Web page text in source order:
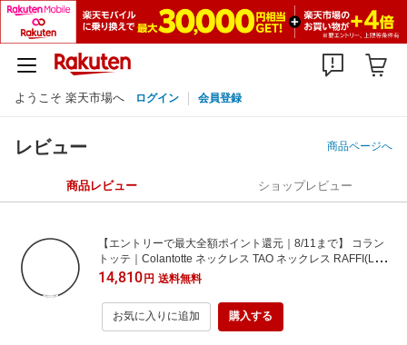
ようこそ 楽天市場へ ログイン 会員登録
レビュー 商品ページへ
商品レビュー ショップレビュー
【エントリーで最大全額ポイント還元｜8/11まで】 コラン
トッテ｜Colantotte ネックレス TAO ネックレス RAFFI(Lサ
イズ/ブラック) ABAPF01L ABAPF01L [ループ]ブラック、
[トップ・ジョイント]シルバー
14,810円 送料無料
お気に入りに追加 購入する